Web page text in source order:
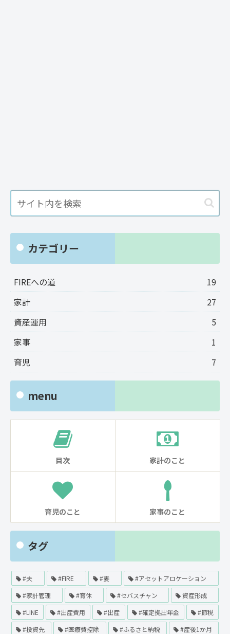
カテゴリー
FIREへの道
19
家計
27
資産運用
5
家事
1
育児
7
menu
目次 家計のこと
育児のこと 家事のこと
タグ
#夫 #FIRE #妻
#アセットアロケーション
#家計管理
#育休 #セバスチャン
資産形成
#LINE
#出産費用 #出産 #確定拠出年金
#節税
#投資先
#医療費控除 #ふるさと納税
#産後1か月